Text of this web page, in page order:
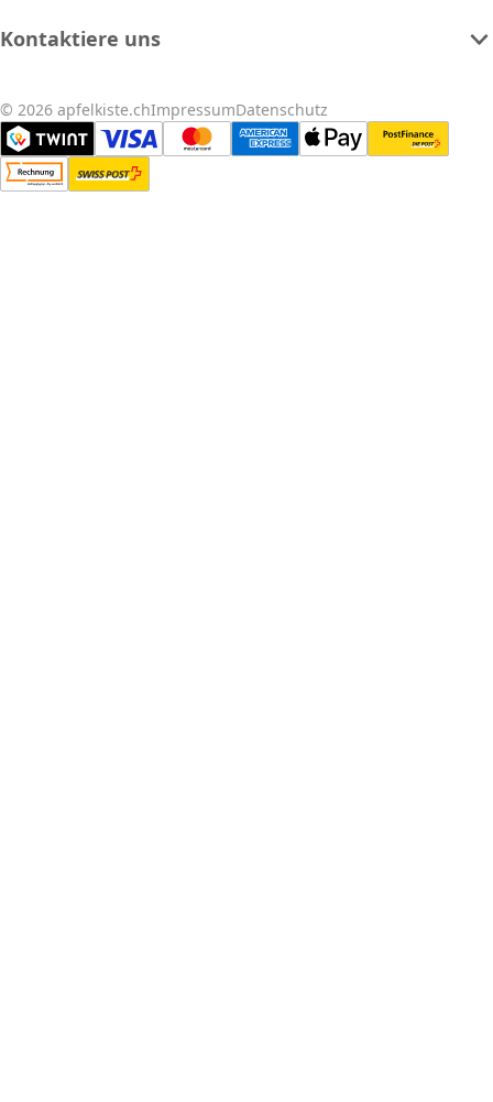
Kontaktiere uns
© 2026 apfelkiste.chImpressumDatenschutz